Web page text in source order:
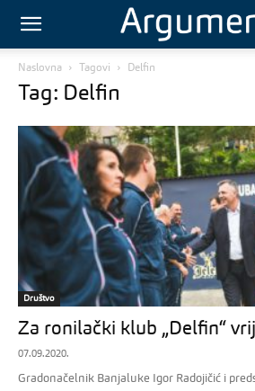
Naslovna Tagovi Delfin
Tag: Delfin
Društvo
Za ronilački klub „Delfin“
07.09.2020.
Gradonačelnik Banjaluke Igor Radojičić i